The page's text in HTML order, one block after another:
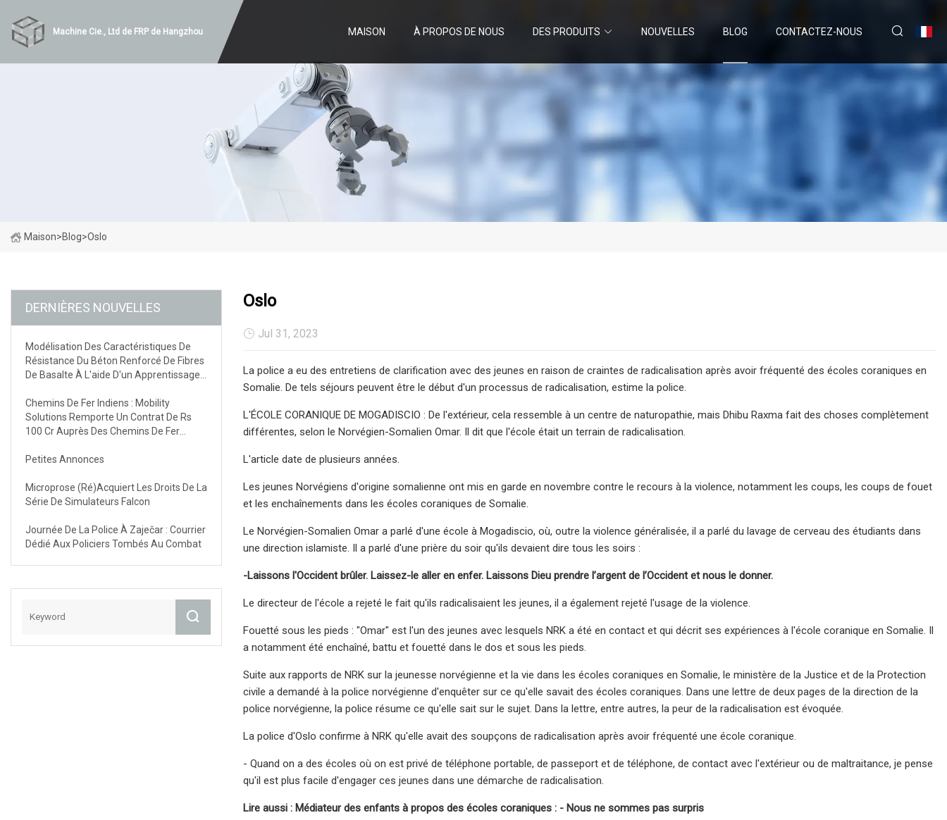
Machine Cie., Ltd de FRP de Hangzhou MAISON À PROPOS DE NOUS DES PRODUITS NOUVELLES BLOG CONTACTEZ-NOUS
Maison>Blog>Oslo
DERNIÈRES NOUVELLES
Modélisation Des Caractéristiques De
Résistance Du Béton Renforcé De Fibres
De Basalte À L'aide D'un Apprentissage
Une Interface Utilisateur Graphique
Chemins De Fer Indiens : Mobility
Solutions Remporte Un Contrat De Rs
100 Cr Auprès Des Chemins De Fer
Petites Annonces
Microprose (ré)acquiert Les Droits De La
Série De Simulateurs Falcon
Journée De La Police À Zaječar : Courrier
Dédié Aux Policiers Tombés Au Combat
Oslo
Jul 31, 2023
La police a eu des entretiens de clarification avec des jeunes en raison de craintes de radicalisation après avoir fréquenté des écoles coraniques en
Somalie. De tels séjours peuvent être le début d'un processus de radicalisation, estime la police.
L'ÉCOLE CORANIQUE DE MOGADISCIO : De l'extérieur, cela ressemble à un centre de naturopathie, mais Dhibu Raxma fait des choses complètement
différentes, selon le Norvégien-Somalien Omar. Il dit que l'école était un terrain de radicalisation.
L'article date de plusieurs années.
Les jeunes Norvégiens d'origine somalienne ont mis en garde en novembre contre le recours à la violence, notamment les coups, les coups de fouet
et les enchaînements dans les écoles coraniques de Somalie.
Le Norvégien-Somalien Omar a parlé d'une école à Mogadiscio, où, outre la violence généralisée, il a parlé du lavage de cerveau des étudiants dans
une direction islamiste. Il a parlé d'une prière du soir qu'ils devaient dire tous les soirs :
-Laissons l'Occident brûler. Laissez-le aller en enfer. Laissons Dieu prendre l’argent de l’Occident et nous le donner.
Le directeur de l'école a rejeté le fait qu'ils radicalisaient les jeunes, il a également rejeté l'usage de la violence.
Fouetté sous les pieds : "Omar" est l'un des jeunes avec lesquels NRK a été en contact et qui décrit ses expériences à l'école coranique en Somalie. Il
a notamment été enchaîné, battu et fouetté dans le dos et sous les pieds.
Suite aux rapports de NRK sur la jeunesse norvégienne et la vie dans les écoles coraniques en Somalie, le ministère de la Justice et de la Protection
civile a demandé à la police norvégienne d'enquêter sur ce qu'elle savait des écoles coraniques. Dans une lettre de deux pages de la direction de la
police norvégienne, la police résume ce qu'elle sait sur le sujet. Dans la lettre, entre autres, la peur de la radicalisation est évoquée.
La police d'Oslo confirme à NRK qu'elle avait des soupçons de radicalisation après avoir fréquenté une école coranique.
- Quand on a des écoles où on est privé de téléphone portable, de passeport et de téléphone, de contact avec l'extérieur ou de maltraitance, je pense
qu'il est plus facile d'engager ces jeunes dans une démarche de radicalisation.
Lire aussi : Médiateur des enfants à propos des écoles coraniques : - Nous ne sommes pas surpris